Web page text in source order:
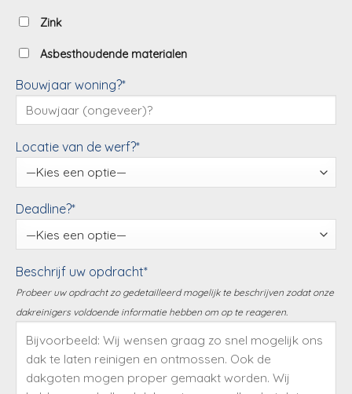
Zink
Asbesthoudende materialen
Bouwjaar woning?*
Locatie van de werf?*
Deadline?*
Beschrijf uw opdracht*
Probeer uw opdracht zo gedetailleerd mogelijk te beschrijven zodat onze
dakreinigers voldoende informatie hebben om op te reageren.